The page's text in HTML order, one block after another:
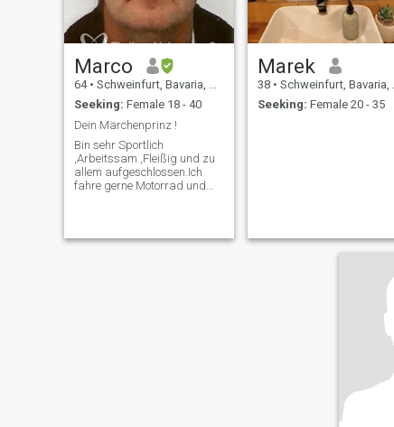
Marco
64 • Schweinfurt, Bavaria, Germany
Seeking: Female 18 - 40
Dein Märchenprinz !
Bin sehr Sportlich
,Arbeitssam ,Fleißig und zu
allem aufgeschlossen.Ich
fahre gerne Motorrad und
Leben!
Marek
38 • Schweinfurt, Bavaria, Germany
Seeking: Female 20 - 35